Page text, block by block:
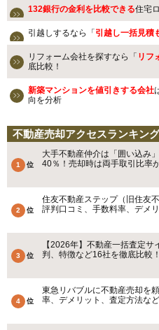
132銀行の金利を比較できる住宅
引越しするなら「 引越し一括見積
リフォーム会社を探すなら「 リフ
底比較！
新築マンションを値引きする会社
向を分析
不動産売却アクセスランキング
大手不動産仲介は「囲い込み
40％！売却時は両手取引比率
住友不動産ステップ（旧住友
評判口コミ、手数料率、デメ
【2026年】不動産一括査定
判、特徴など16社を徹底比較！
東急リバブルに不動産売却を
率、デメリット、査定方法な